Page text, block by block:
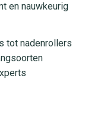
en nauwkeurig
tot nadenrollers